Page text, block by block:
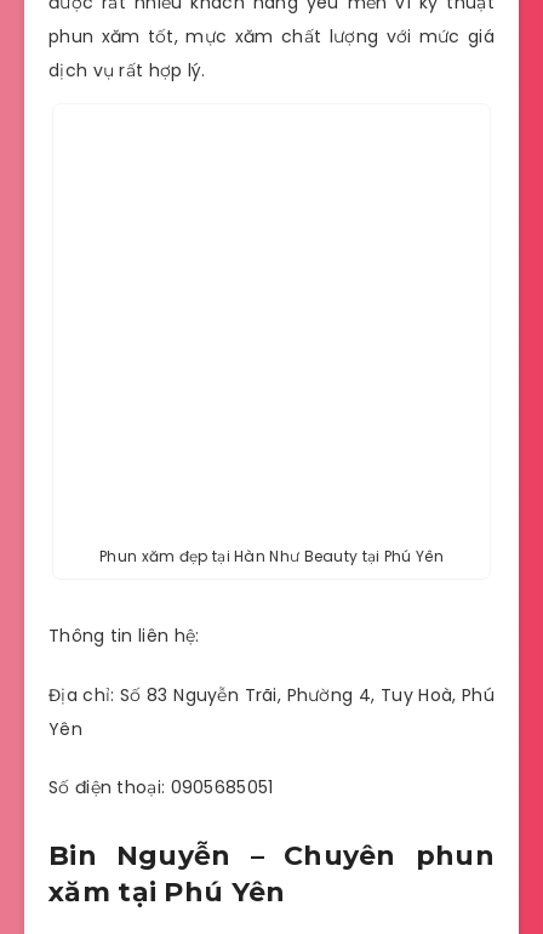
phun xăm tốt, mực xăm chất lượng với mức giá
dịch vụ rất hợp lý.
Phun xăm đẹp tại Hàn Như Beauty tại Phú Yên
Thông tin liên hệ:
Địa chỉ: Số 83 Nguyễn Trãi, Phường 4, Tuy Hoà, Phú
Yên
Số điện thoại: 0905685051
Bin Nguyễn – Chuyên phun
xăm tại Phú Yên